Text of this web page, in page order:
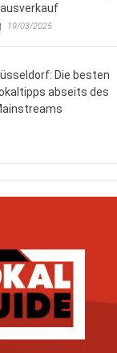
19/03/2025
Die besten
abseits des